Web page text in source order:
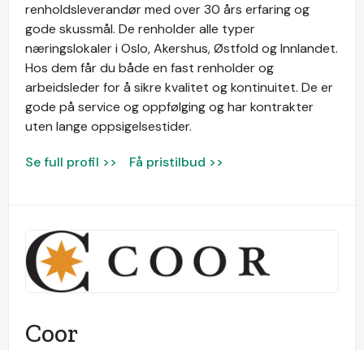
renholdsleverandør med over 30 års erfaring og
gode skussmål. De renholder alle typer
næringslokaler i Oslo, Akershus, Østfold og Innlandet.
Hos dem får du både en fast renholder og
arbeidsleder for å sikre kvalitet og kontinuitet. De er
gode på service og oppfølging og har kontrakter
uten lange oppsigelsestider.
Se full profil >> Få pristilbud >>
Coor